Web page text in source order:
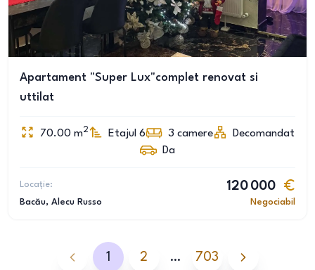
Apartament "Super Lux"complet renovat si
uttilat
70.00 m2 Etajul 6 3 camere
Decomandat
Da
Locație:
Bacău, Alecu Russo
120 000
Negociabil
1 2 … 703